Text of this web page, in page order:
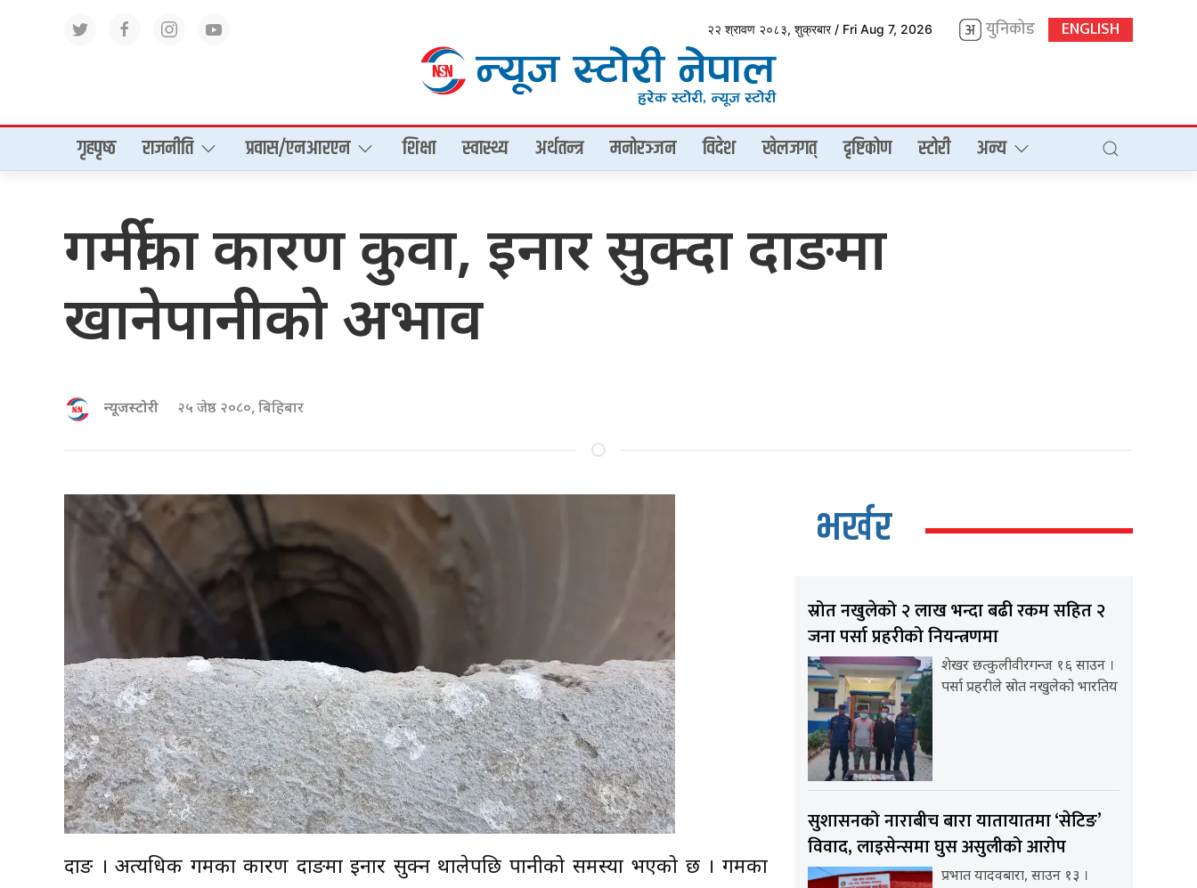
२२ श्रावण २०८३, शुक्रबार / Fri Aug 7, 2026 युनिकोड ENGLISH
गृहपृष्‍ठ राजनीति प्रवास/एनआरएन शिक्षा स्वास्थ्य अर्थतन्त्र मनोरञ्जन विदेश खेलजगत् दृष्टिकोण स्टोरी अन्य
गर्मीका कारण कुवा, इनार सुक्दा दाङमा
खानेपानीको अभाव
न्यूजस्टोरी २५ जेष्ठ २०८०, बिहिबार
दाङ । अत्यधिक गर्मीका कारण दाङमा इनार सुक्न थालेपछि पानीको समस्या भएको छ । गर्मीका
भर्खर
स्रोत नखुलेको २ लाख भन्दा बढी रकम सहित २
जना पर्सा प्रहरीको नियन्त्रणमा
शेखर छत्कुलीवीरगन्ज १६ साउन ।
पर्सा प्रहरीले स्रोत नखुलेको भारतिय
सुशासनको नाराबीच बारा यातायातमा ‘सेटिङ’
विवाद, लाइसेन्समा घुस असुलीको आरोप
प्रभात यादवबारा, साउन १३ ।